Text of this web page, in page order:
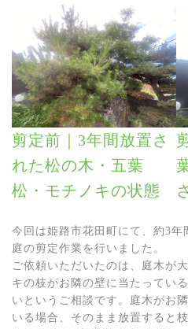
剪定前｜3年間放置さ
れた松の木・五葉
松・モチノキの状態
今回は姫路市花田町にて、約3年
庭の剪定作業を行いました。
ご依頼いただいたのは、庭木が
キの枝がお隣の壁に当たってい
いというご相談です。庭木がお
いる場合、そのまま放置すると